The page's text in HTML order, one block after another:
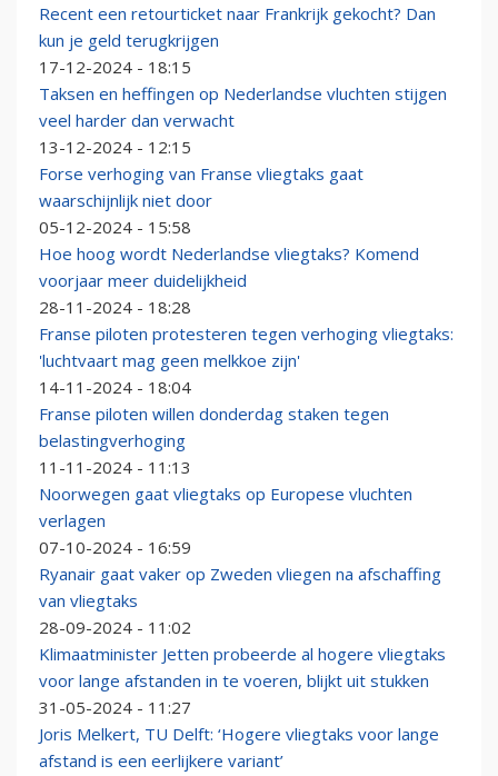
Recent een retourticket naar Frankrijk gekocht? Dan
kun je geld terugkrijgen
17-12-2024 - 18:15
Taksen en heffingen op Nederlandse vluchten stijgen
veel harder dan verwacht
13-12-2024 - 12:15
Forse verhoging van Franse vliegtaks gaat
waarschijnlijk niet door
05-12-2024 - 15:58
Hoe hoog wordt Nederlandse vliegtaks? Komend
voorjaar meer duidelijkheid
28-11-2024 - 18:28
Franse piloten protesteren tegen verhoging vliegtaks:
'luchtvaart mag geen melkkoe zijn'
14-11-2024 - 18:04
Franse piloten willen donderdag staken tegen
belastingverhoging
11-11-2024 - 11:13
Noorwegen gaat vliegtaks op Europese vluchten
verlagen
07-10-2024 - 16:59
Ryanair gaat vaker op Zweden vliegen na afschaffing
van vliegtaks
28-09-2024 - 11:02
Klimaatminister Jetten probeerde al hogere vliegtaks
voor lange afstanden in te voeren, blijkt uit stukken
31-05-2024 - 11:27
Joris Melkert, TU Delft: ‘Hogere vliegtaks voor lange
afstand is een eerlijkere variant’